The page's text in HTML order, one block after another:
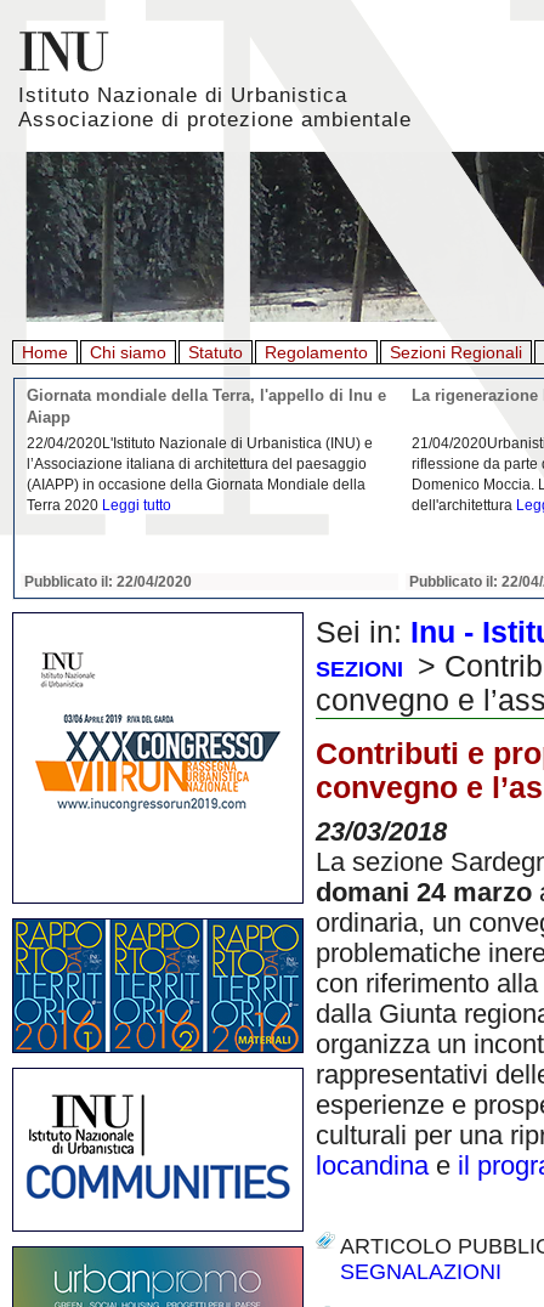
Istituto Nazionale di Urbanistica
Associazione di protezione ambientale
Home Chi siamo Statuto Regolamento Sezioni Regionali
Giornata mondiale della Terra, l'appello di Inu e
Aiapp
22/04/2020L'Istituto Nazionale di Urbanistica (INU) e
l’Associazione italiana di architettura del paesaggio
(AIAPP) in occasione della Giornata Mondiale della
Terra 2020 Leggi tutto
Pubblicato il: 22/04/2020
La
21/04/
riflessione da parte
Domenico Moccia.
dell'architettura
Pubblicato il: 22/
Sei in: Inu -
SEZIONI
>
convegno e
Contributi e
convegno e
23/03/2018
La sezione
domani 24 marzo
ordinaria, un
problematiche
con riferimento
dalla Giunta
organizza un
rappresentativi
esperienze e
culturali per una
locandinae il
ARTICOLO
SEGNALAZIONI